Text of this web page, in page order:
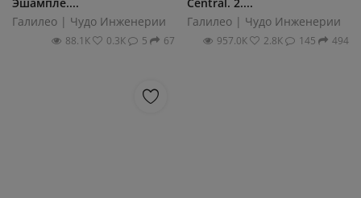
Галилео | Чудо Инженерии
88.1К 0.3К 5 67
Галилео | Чудо Инженерии
957.0К 2.8К 145 494